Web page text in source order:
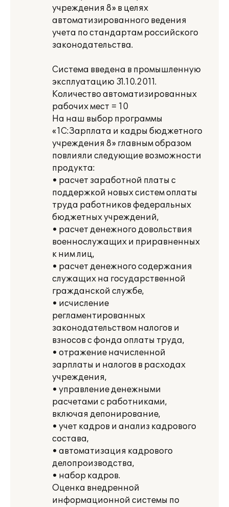
учреждения 8» в целях
автоматизированного ведения
учета по стандартам российского
законодательства.
Система введена в промышленную
эксплуатацию 31.10.2011.
Количество автоматизированных
рабочих мест = 10
На наш выбор программы
«1С:Зарплата и кадры бюджетного
учреждения 8» главным образом
повлияли следующие возможности
продукта:
• расчет заработной платы с
поддержкой новых систем оплаты
труда работников федеральных
бюджетных учреждений,
• расчет денежного довольствия
военнослужащих и приравненных
к ним лиц,
• расчет денежного содержания
служащих на государственной
гражданской службе,
• исчисление
регламентированных
законодательством налогов и
взносов с фонда оплаты труда,
• отражение начисленной
зарплаты и налогов в расходах
учреждения,
• управление денежными
расчетами с работниками,
включая депонирование,
• учет кадров и анализ кадрового
состава,
• автоматизация кадрового
делопроизводства,
• набор кадров.
Оценка внедренной
информационной системы по